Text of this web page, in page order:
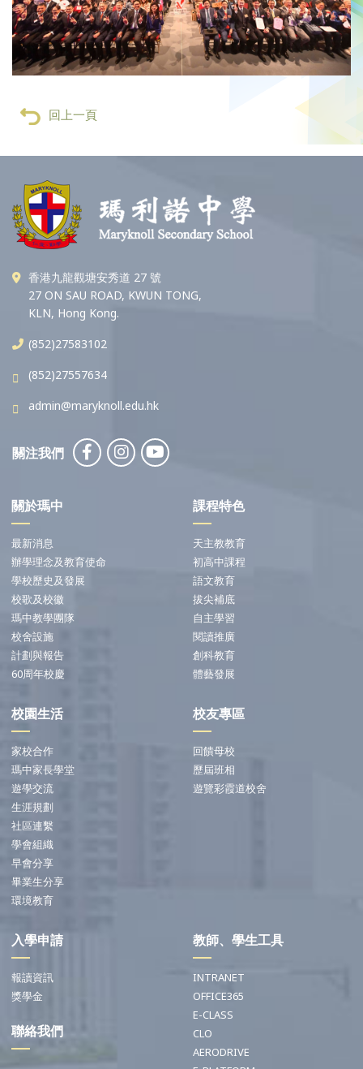
回上一頁
香港九龍觀塘安秀道 27 號
27 ON SAU ROAD, KWUN TONG,
KLN, Hong Kong.
(852)27583102
(852)27557634
admin@maryknoll.edu.hk
關注我們
關於瑪中
最新消息
辦學理念及教育使命
學校歷史及發展
校歌及校徽
瑪中教學團隊
校舍設施
計劃與報告
60周年校慶
課程特色
天主教教育
初高中課程
語文教育
拔尖補底
自主學習
閱讀推廣
創科教育
體藝發展
校園生活
家校合作
瑪中家長學堂
遊學交流
生涯規劃
社區連繫
學會組織
早會分享
畢業生分享
環境教育
校友專區
回饋母校
歷屆班相
遊覽彩霞道校舍
入學申請
報讀資訊
獎學金
聯絡我們
教師、學生工具
INTRANET
OFFICE365
E-CLASS
CLO
AERODRIVE